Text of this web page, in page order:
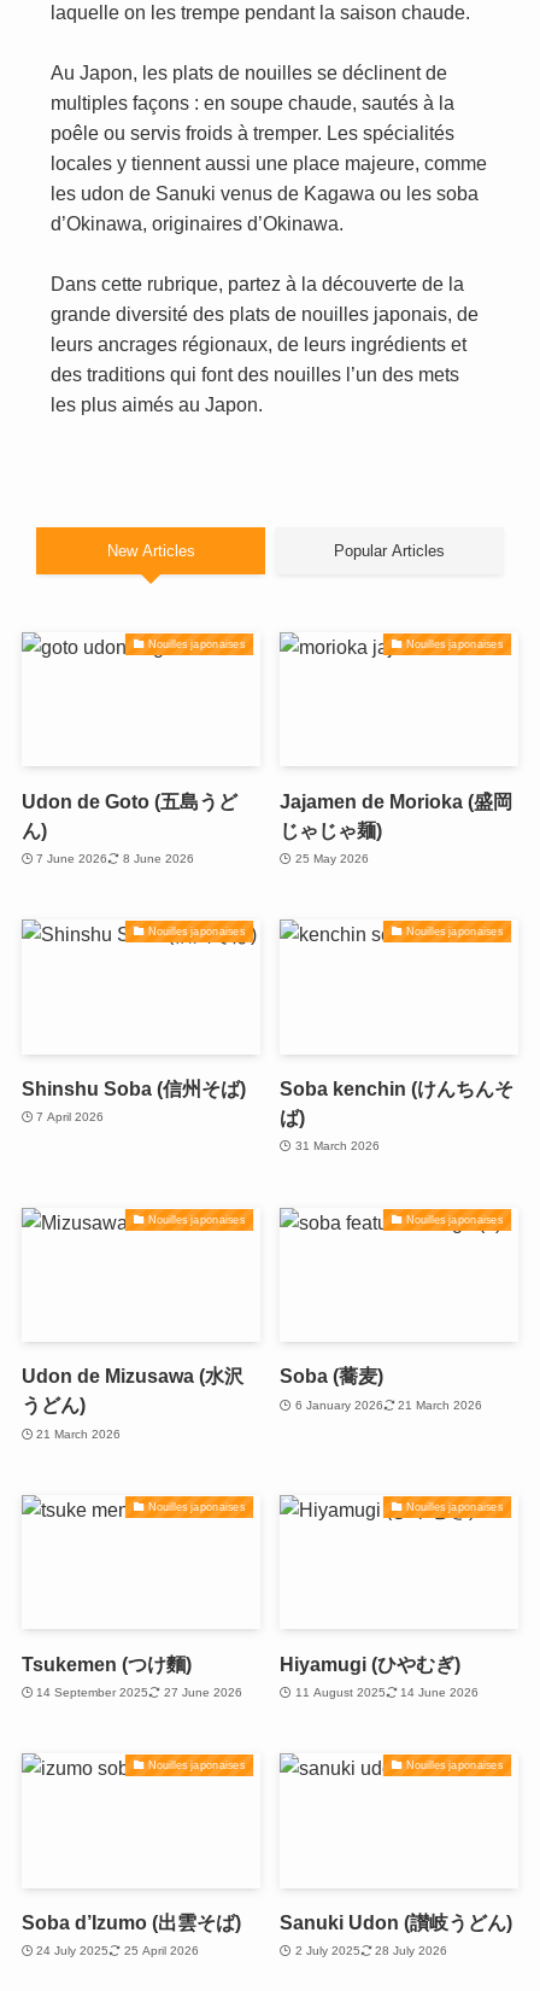
laquelle on les trempe pendant la saison chaude.
Au Japon, les plats de nouilles se déclinent de
multiples façons : en soupe chaude, sautés à la
poêle ou servis froids à tremper. Les spécialités
locales y tiennent aussi une place majeure, comme
les udon de Sanuki venus de Kagawa ou les soba
d’Okinawa, originaires d’Okinawa.
Dans cette rubrique, partez à la découverte de la
grande diversité des plats de nouilles japonais, de
leurs ancrages régionaux, de leurs ingrédients et
des traditions qui font des nouilles l’un des mets
les plus aimés au Japon.
New Articles Popular Articles
Nouilles japonaises
Udon de Goto (五島うど
ん)
7 June 2026 8 June 2026
Nouilles japonaises
Jajamen de Morioka (盛岡
じゃじゃ麺)
25 May 2026
Nouilles japonaises
Shinshu Soba (信州そば)
7 April 2026
Nouilles japonaises
Soba kenchin (けんちんそ
ば)
31 March 2026
Nouilles japonaises
Udon de Mizusawa (水沢
うどん)
21 March 2026
Nouilles japonaises
Soba (蕎麦)
6 January 2026 21 March 2026
Nouilles japonaises
Tsukemen (つけ麵)
14 September 2025 27 June 2026
Nouilles japonaises
Hiyamugi (ひやむぎ)
11 August 2025 14 June 2026
Nouilles japonaises
Soba d’Izumo (出雲そば)
24 July 2025 25 April 2026
Nouilles japonaises
Sanuki Udon (讃岐うどん)
2 July 2025 28 July 2026